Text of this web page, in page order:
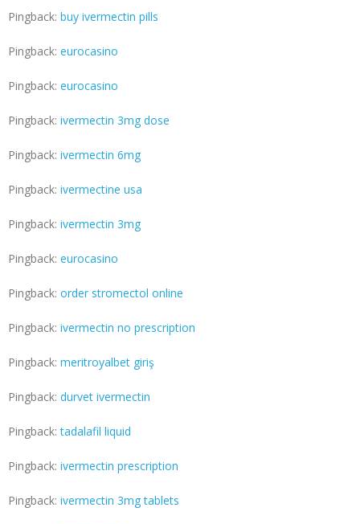
Pingback: buy ivermectin pills
Pingback: eurocasino
Pingback: eurocasino
Pingback: ivermectin 3mg dose
Pingback: ivermectin 6mg
Pingback: ivermectine usa
Pingback: ivermectin 3mg
Pingback: eurocasino
Pingback: order stromectol online
Pingback: ivermectin no prescription
Pingback: meritroyalbet giriş
Pingback: durvet ivermectin
Pingback:tadalafil liquid
Pingback: ivermectin prescription
Pingback: ivermectin 3mg tablets